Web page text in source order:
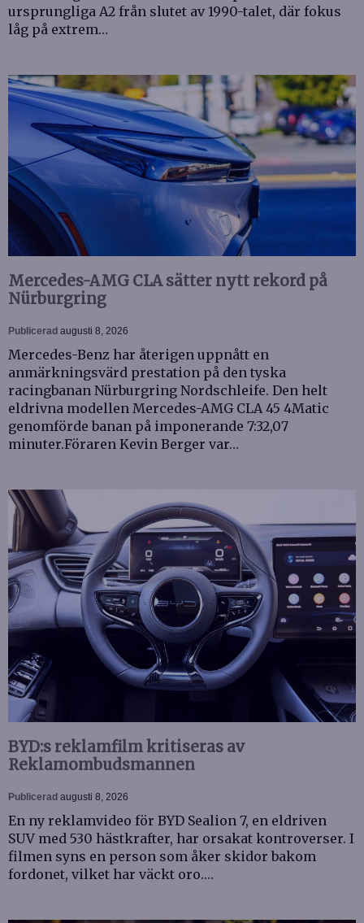
ursprungliga A2 från slutet av 1990-talet, där fokus
låg på extrem…
Mercedes-AMG CLA sätter nytt rekord på
Nürburgring
Publicerad augusti 8, 2026
Mercedes-Benz har återigen uppnått en
anmärkningsvärd prestation på den tyska
racingbanan Nürburgring Nordschleife. Den helt
eldrivna modellen Mercedes-AMG CLA 45 4Matic
genomförde banan på imponerande 7:32,07
minuter.Föraren Kevin Berger var…
BYD:s reklamfilm kritiseras av
Reklamombudsmannen
Publicerad augusti 8, 2026
En ny reklamvideo för BYD Sealion 7, en eldriven
SUV med 530 hästkrafter, har orsakat kontroverser. I
filmen syns en person som åker skidor bakom
fordonet, vilket har väckt oro.…